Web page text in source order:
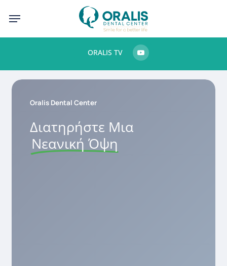
to
main
Menu
ORALIS TV
Oralis Dental Center
Διατηρήστε Μια
Νεανική Όψη